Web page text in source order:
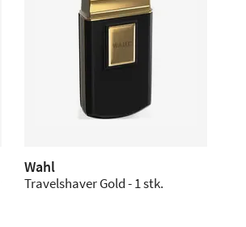
Wahl
Travelshaver Gold - 1 stk.